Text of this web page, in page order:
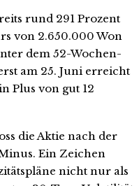
rund 291 Prozent
von 2.650.000 Won
dem 52-Wochen-
am 25. Juni erreicht
Plus von gut 12
die Aktie nach der
Ein Zeichen
nicht nur als